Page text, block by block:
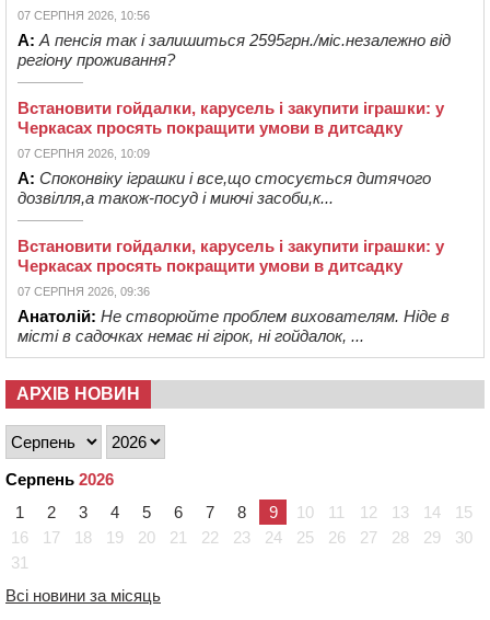
07 СЕРПНЯ 2026, 10:56
А: А пенсія так і залишиться 2595грн./міс.незалежно від
регіону проживання?
Встановити гойдалки, карусель і закупити іграшки: у
Черкасах просять покращити умови в дитсадку
07 СЕРПНЯ 2026, 10:09
А: Споконвіку іграшки і все,що стосується дитячого
дозвілля,а також-посуд і миючі засоби,к...
Встановити гойдалки, карусель і закупити іграшки: у
Черкасах просять покращити умови в дитсадку
07 СЕРПНЯ 2026, 09:36
Анатолій: Не створюйте проблем вихователям. Ніде в
місті в садочках немає ні гірок, ні гойдалок, ...
АРХІВ НОВИН
Серпень 2026
1
2 3 4 5 6 7 8 9 10 11 12 13 14
15
16
17 18 19 20 21 22 23 24 25 26 27 28 29
30
31
Всі новини за місяць